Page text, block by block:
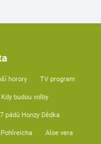
horory TV program
Kdy budou volby
7 pádů Honzy Dědka
Aloe vera